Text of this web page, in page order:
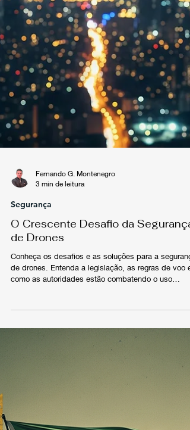
Fernando G. Montenegro
Segurança
O Crescente Desafio da Segurança
de Drones
Conheça os desafios e as soluções para a
e em Portugal. Saiba como voar com